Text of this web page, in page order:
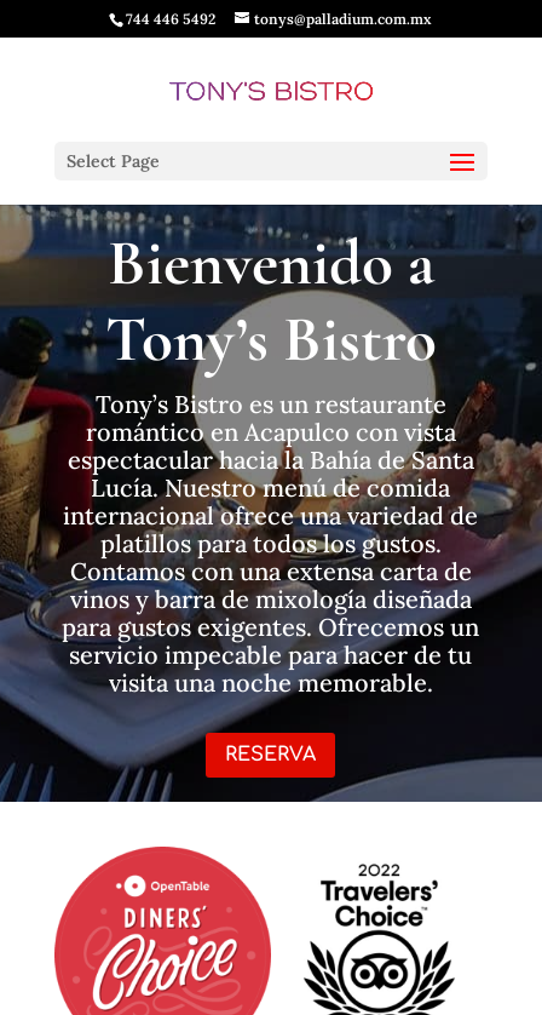
744 446 5492 tonys@palladium.com.mx
Select Page
Bienvenido a
Tony’s Bistro
Tony’s Bistro es un restaurante
romántico en Acapulco con vista
espectacular hacia la Bahía de Santa
Lucía. Nuestro menú de comida
internacionalofrece una variedad de
platillos para todos los gustos.
Contamos con una extensa carta de
vinos y barra de mixología diseñada
para gustos exigentes. Ofrecemos un
servicio impecable para hacer de tu
visita una noche memorable.
RESERVA